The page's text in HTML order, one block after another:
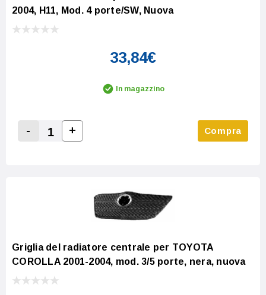
2004, H11, Mod. 4 porte/SW, Nuova
33,84€
In magazzino
Decrease Quantity:
-
Increase Quantity:
+ Compra
Griglia del radiatore centrale per TOYOTA
COROLLA 2001-2004, mod. 3/5 porte, nera, nuova